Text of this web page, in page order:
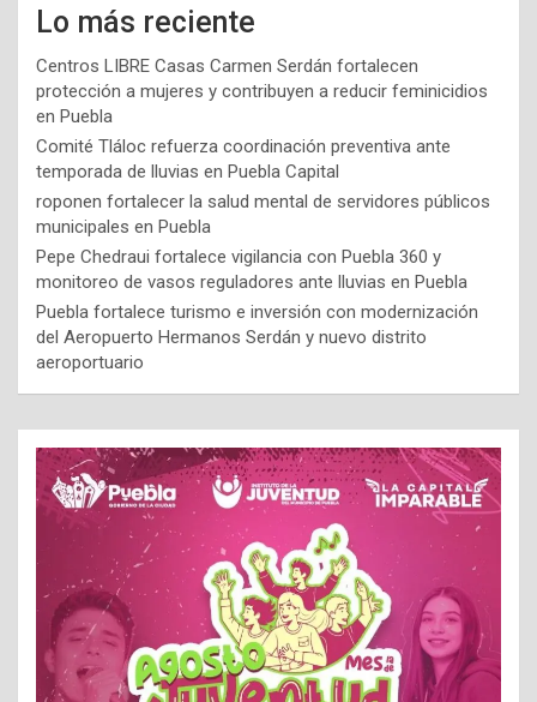
Lo más reciente
Centros LIBRE Casas Carmen Serdán fortalecen
protección a mujeres y contribuyen a reducir feminicidios
en Puebla
Comité Tláloc refuerza coordinación preventiva ante
temporada de lluvias en Puebla Capital
roponen fortalecer la salud mental de servidores públicos
municipales en Puebla
Pepe Chedraui fortalece vigilancia con Puebla 360 y
monitoreo de vasos reguladores ante lluvias en Puebla
Puebla fortalece turismo e inversión con modernización
del Aeropuerto Hermanos Serdán y nuevo distrito
aeroportuario